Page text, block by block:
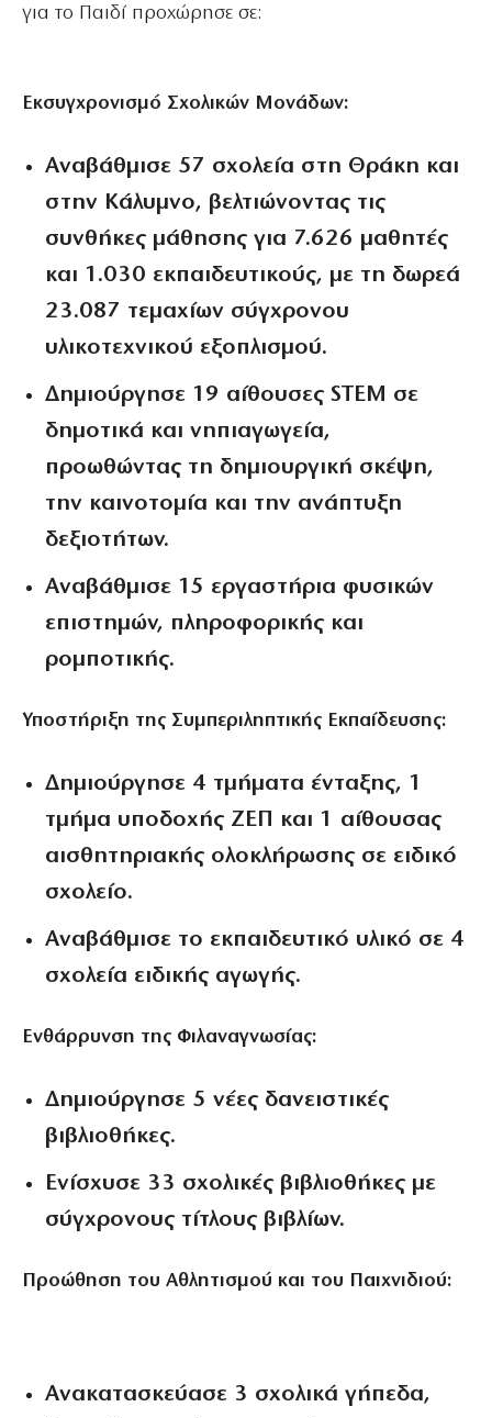
για το Παιδί προχώρησε σε:
Εκσυγχρονισμό Σχολικών Μονάδων:
Αναβάθμισε 57 σχολεία στη Θράκη και
στην Κάλυμνο, βελτιώνοντας τις
συνθήκες μάθησης για 7.626 μαθητές
και 1.030 εκπαιδευτικούς, με τη δωρεά
23.087 τεμαχίων σύγχρονου
υλικοτεχνικού εξοπλισμού.
Δημιούργησε 19 αίθουσες STEM σε
δημοτικά και νηπιαγωγεία,
προωθώντας τη δημιουργική σκέψη,
την καινοτομία και την ανάπτυξη
δεξιοτήτων.
Αναβάθμισε 15 εργαστήρια φυσικών
επιστημών, πληροφορικής και
ρομποτικής.
Υποστήριξη της Συμπεριληπτικής Εκπαίδευσης:
Δημιούργησε 4 τμήματα ένταξης, 1
τμήμα υποδοχής ΖΕΠ και 1 αίθουσας
αισθητηριακής ολοκλήρωσης σε ειδικό
σχολείο.
Αναβάθμισε το εκπαιδευτικό υλικό σε 4
σχολεία ειδικής αγωγής.
Ενθάρρυνση της Φιλαναγνωσίας:
Δημιούργησε 5 νέες δανειστικές
βιβλιοθήκες.
Ενίσχυσε 33 σχολικές βιβλιοθήκες με
σύγχρονους τίτλους βιβλίων.
Προώθηση του Αθλητισμού και του Παιχνιδιού:
Ανακατασκεύασε 3 σχολικά γήπεδα,